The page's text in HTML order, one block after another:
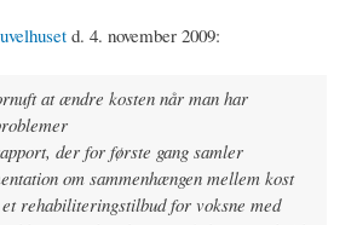
d. 4. november 2009:
at ændre kosten når man har
der for første gang samler
om sammenhængen mellem kost
rehabiliteringstilbud for voksne med